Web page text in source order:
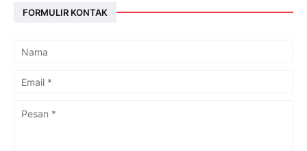
FORMULIR KONTAK